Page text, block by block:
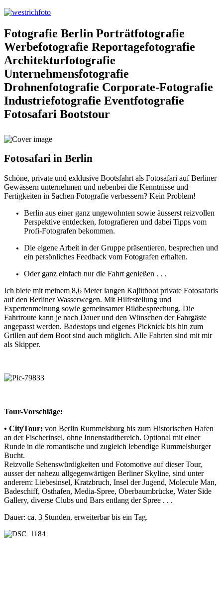
Fotografie Berlin Porträtfotografie
Werbefotografie Reportagefotografie
Architekturfotografie
Unternehmensfotografie
Drohnenfotografie Corporate-Fotografie
Industriefotografie Eventfotografie
Fotosafari Bootstour
Fotosafari in Berlin
Schöne, private und exklusive Bootsfahrt als Fotosafari auf Berliner
Gewässern unternehmen und nebenbei die Kenntnisse und
Fertigkeiten in Sachen Fotografie verbessern? Kein Problem!
Berlin aus einer ganz ungewohnten sowie äusserst reizvollen
Perspektive entdecken, fotografieren und dabei Tipps vom
Profi-Fotografen bekommen.
Die eigene Arbeit in der Gruppe präsentieren, besprechen und
ein persönliches Feedback vom Fotografen erhalten.
Oder ganz einfach nur die Fahrt genießen . . .
Ich biete mit meinem 8,6 Meter langen Kajütboot private Fotosafaris
auf den Berliner Wasserwegen. Mit Hilfestellung und
Expertenmeinung sowie gemeinsamer Bildbesprechung. Die
Fahrtroute kann je nach Dauer und den Wünschen der Fahrgäste
angepasst werden. Badestops und eigenes Picknick bis hin zum
Grillen auf dem Boot sind auch möglich. Alle Fahrten sind mit mir
als Skipper.
Tour-Vorschläge:
• CityTour: von Berlin Rummelsburg bis zum Historischen Hafen
an der Fischerinsel, ohne Innenstadtbereich. Optional mit einer
Runde in die romantische und zugleich lebendige Rummelsburger
Bucht.
Reizvolle Sehenswürdigkeiten und Fotomotive auf dieser Tour,
ausser der nahezu allgegenwärtigen Berliner Skyline, sind unter
anderem: Liebesinsel, Kratzbruch, Insel der Jugend, Molecule Man,
Badeschiff, Osthafen, Media-Spree, Oberbaumbrücke, Water Side
Gallery, diverse Clubs und Bars entlang der Spree . . .
Dauer: ca. 3 Stunden, erweiterbar bis ein Tag.